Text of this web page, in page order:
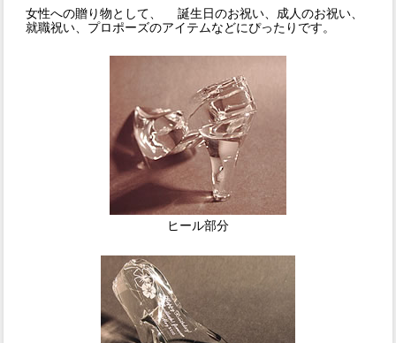
女性への贈り物として、 誕生日のお祝い、成人のお祝い、
就職祝い、プロポーズのアイテムなどにぴったりです。
ヒール部分